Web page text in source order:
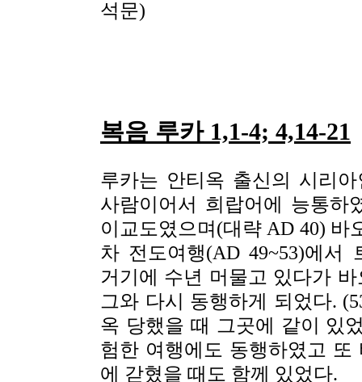
석문)
복음 루카 1,1-4; 4,14-21
루카는 안티옥 출신의 시리
사람이어서 희랍어에 능통하
이교도였으며(대략 AD 40) 바
차 전도여행(AD 49~53)에서
거기에 수년 머물고 있다가
그와 다시 동행하게 되었다.
옥 당했을 때 그곳에 같이 있
험한 여행에도 동행하였고
에 갇혔을 때도 함께 있었다.